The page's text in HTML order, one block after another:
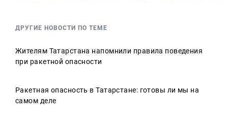
ДРУГИЕ НОВОСТИ ПО ТЕМЕ
Жителям Татарстана напомнили правила поведения
при ракетной опасности
Ракетная опасность в Татарстане: готовы ли мы на
самом деле